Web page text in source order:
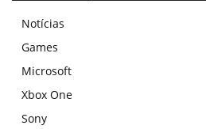
Notícias
Games
Microsoft
Xbox One
Sony